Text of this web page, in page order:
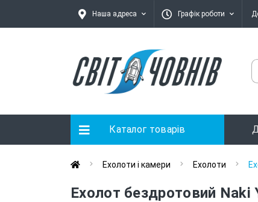
Наша адреса Графік роботи
Каталог товарів
Ехолоти і камери Ехолоти
Еxолот бездротовий Naki